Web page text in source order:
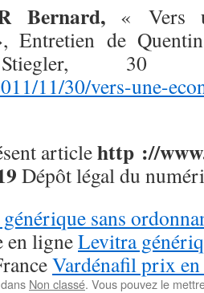
Bernard,« Vers
Entretien de
30
11/30/vers-une-
articlehttp ://
Dépôt légal du
sans
en ligneLevitra
Vardénafil prix
Non classé. Vous pouvez le